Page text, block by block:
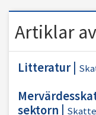
Artiklar
Litteratur|
sektorn